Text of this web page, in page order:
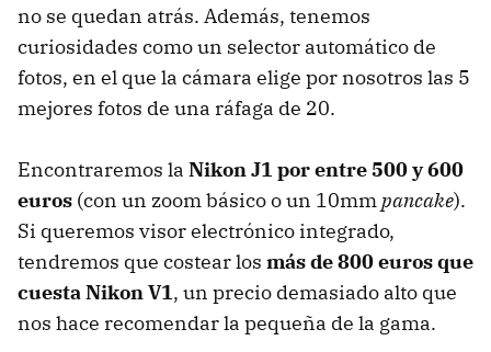
no se quedan atrás. Además, tenemos
curiosidades como un selector automático de
fotos, en el que la cámara elige por nosotros las 5
mejores fotos de una ráfaga de 20.
Encontraremos la Nikon J1 por entre 500 y 600
euros (con un zoom básico o un 10mmpancake).
Si queremos visor electrónico integrado,
tendremos que costear los más de 800 euros que
cuesta Nikon V1, un precio demasiado alto que
nos hace recomendar la pequeña de la gama.